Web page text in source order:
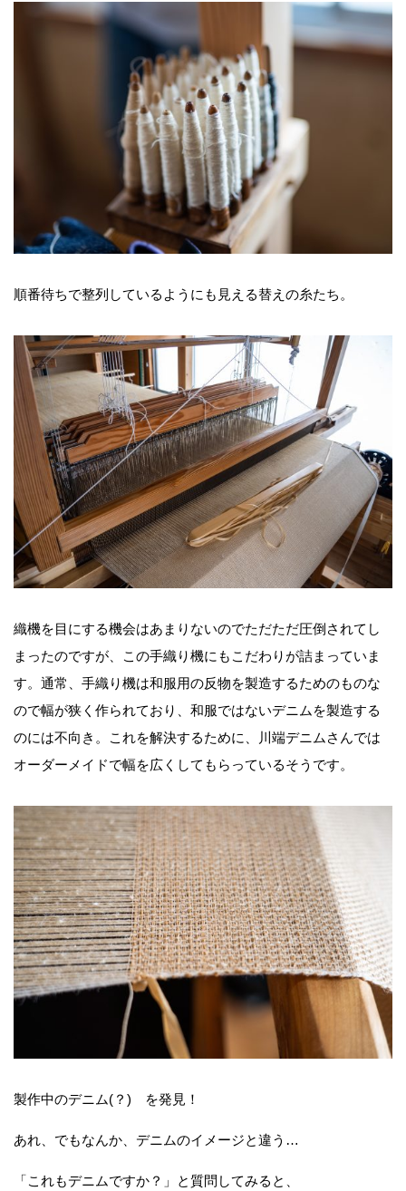
順番待ちで整列しているようにも見える替えの糸たち。
織機を目にする機会はあまりないのでただただ圧倒されてし
まったのですが、この手織り機にもこだわりが詰まっていま
す。通常、手織り機は和服用の反物を製造するためのものな
ので幅が狭く作られており、和服ではないデニムを製造する
のには不向き。これを解決するために、川端デニムさんでは
オーダーメイドで幅を広くしてもらっているそうです。
製作中のデニム(？) を発見！
あれ、でもなんか、デニムのイメージと違う…
「これもデニムですか？」と質問してみると、